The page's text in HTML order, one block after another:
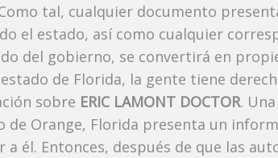
tal, cualquier documento
el estado, así como cualquier
del gobierno, se convertirá en
de Florida, la gente tiene
sobre ERIC LAMONT DOCTOR.
de Orange, Florida presenta un
a él. Entonces, después de que las